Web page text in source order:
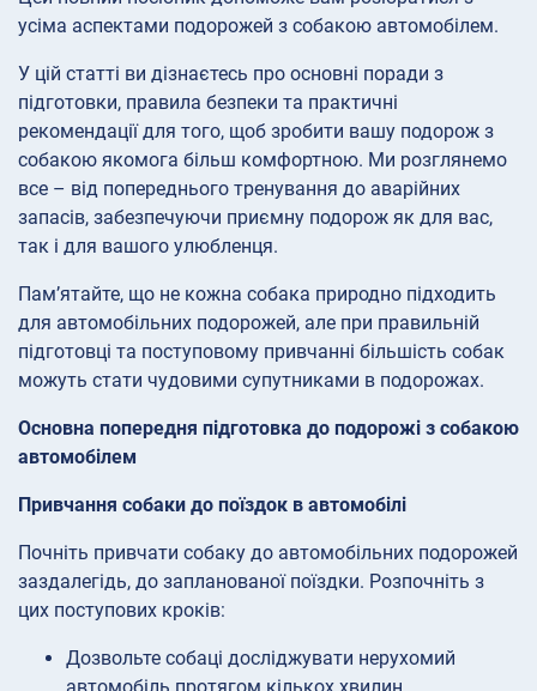
усіма аспектами подорожей з собакою автомобілем.
У цій статті ви дізнаєтесь про основні поради з
підготовки, правила безпеки та практичні
рекомендації для того, щоб зробити вашу подорож з
собакою якомога більш комфортною. Ми розглянемо
все – від попереднього тренування до аварійних
запасів, забезпечуючи приємну подорож як для вас,
так і для вашого улюбленця.
Пам’ятайте, що не кожна собака природно підходить
для автомобільних подорожей, але при правильній
підготовці та поступовому привчанні більшість собак
можуть стати чудовими супутниками в подорожах.
Основна попередня підготовка до подорожі з собакою
автомобілем
Привчання собаки до поїздок в автомобілі
Почніть привчати собаку до автомобільних подорожей
заздалегідь, до запланованої поїздки. Розпочніть з
цих поступових кроків:
Дозвольте собаці досліджувати нерухомий
автомобіль протягом кількох хвилин